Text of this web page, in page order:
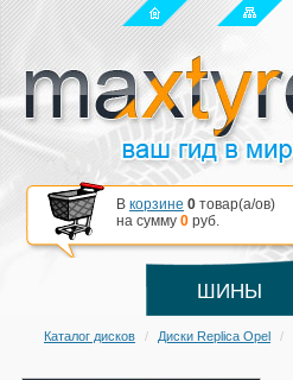
В корзине 0 товар(a/ов)
на сумму 0 руб.
ШИНЫ
Каталог дисков Диски Replica Opel